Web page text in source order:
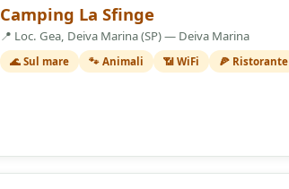
Camping La Sfinge
2 Stelle
📍 Loc. Gea, Deiva Marina (SP) — Deiva Marina
🌊 Sul mare 🐾 Animali 📶 WiFi 🍕 Ristorante